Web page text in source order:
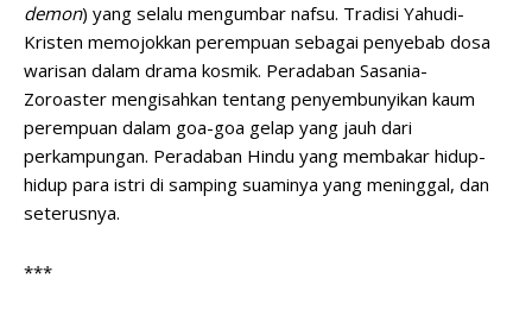
demon) yang selalu mengumbar nafsu. Tradisi Yahudi-
Kristen memojokkan perempuan sebagai penyebab dosa
warisan dalam drama kosmik. Peradaban Sasania-
Zoroaster mengisahkan tentang penyembunyikan kaum
perempuan dalam goa-goa gelap yang jauh dari
perkampungan. Peradaban Hindu yang membakar hidup-
hidup para istri di samping suaminya yang meninggal, dan
seterusnya.
***